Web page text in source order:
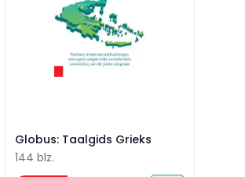
Globus: Taalgids Grieks
144 blz.